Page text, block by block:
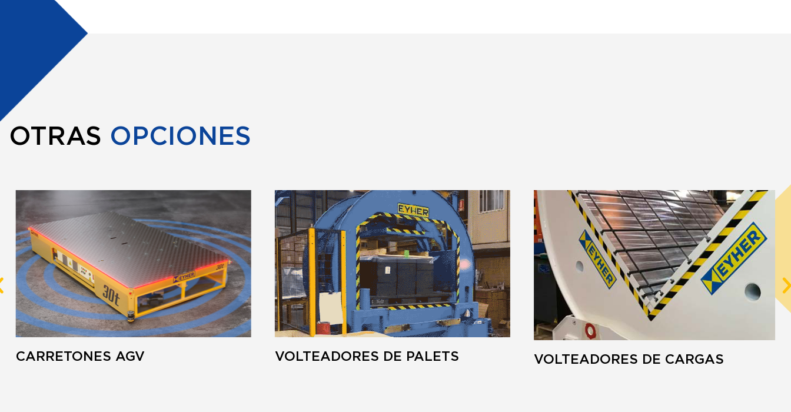
OTRAS OPCIONES
VOLTEADORES DE PALETS VOLTEADORES DE CARGAS
CARRETONES AGV